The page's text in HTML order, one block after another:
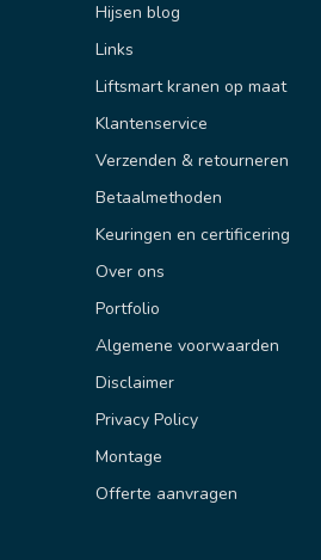
Hijsen blog
Links
Liftsmart kranen op maat
Klantenservice
Verzenden & retourneren
Betaalmethoden
Keuringen en certificering
Over ons
Portfolio
Algemene voorwaarden
Disclaimer
Privacy Policy
Montage
Offerte aanvragen